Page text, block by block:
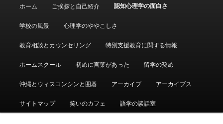
ホーム ご挨拶と自己紹介 認知心理学の面白さ
学校の風景 心理学のややこしさ
教育相談とカウンセリング 特別支援教育に関する情報
ホームスクール 初めに言葉があった 留学の奨め
沖縄とウィスコンシンと囲碁 アーカイブ アーカイブス
サイトマップ 笑いのカフェ 語学の談話室